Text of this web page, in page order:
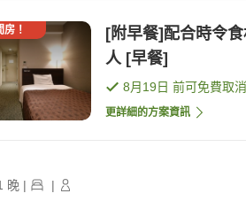
！
[附早餐]配合時令
人 [早餐]
8月19日 前可免費取消
更詳細的方案資訊
晚 | |